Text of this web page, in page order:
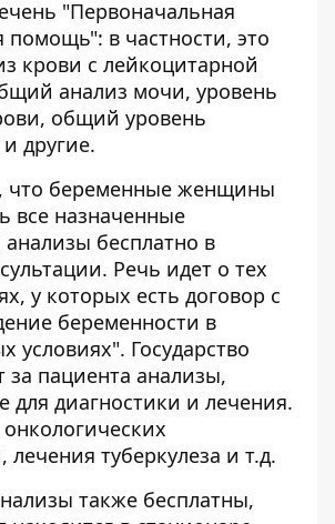
"Первоначальная
помощь": в частности, это
крови с лейкоцитарной
анализ мочи, уровень
общий уровень
другие.
что беременные женщины
все назначенные
бесплатно в
Речь идет о тех
у которых есть договор с
беременности в
условиях". Государство
за пациента анализы,
для диагностики и лечения.
онкологических
лечения туберкулеза и т.д.
также бесплатны,